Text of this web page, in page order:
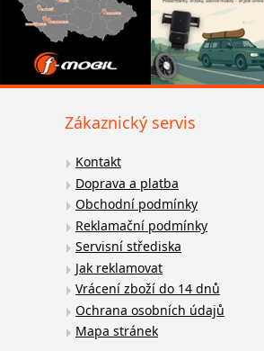
Zákaznický servis
Kontakt
Doprava a platba
Obchodní podmínky
Reklamační podmínky
Servisní střediska
Jak reklamovat
Vrácení zboží do 14 dnů
Ochrana osobních údajů
Mapa stránek